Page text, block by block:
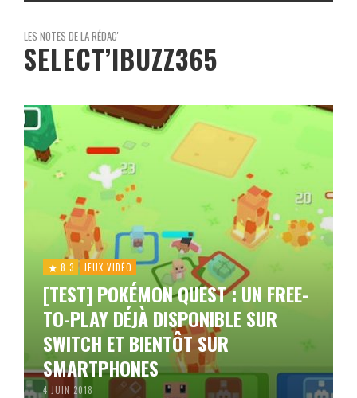
LES NOTES DE LA RÉDAC'
SELECT’IBUZZ365
8.3 JEUX VIDÉO
[TEST] POKÉMON QUEST : UN FREE-
TO-PLAY DÉJÀ DISPONIBLE SUR
SWITCH ET BIENTÔT SUR
SMARTPHONES
4 JUIN 2018